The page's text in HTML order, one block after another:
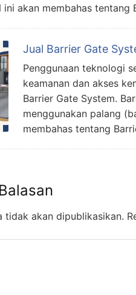
ini akan membahas
Jual Barrier Gate
Penggunaan teknologi
keamanan dan akses
Barrier Gate System.
menggunakan palang
membahas tentang
tidak akan dipublikasikan.